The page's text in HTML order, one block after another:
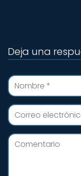
Deja una